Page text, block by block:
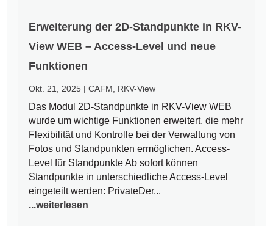
Erweiterung der 2D-Standpunkte in RKV-
View WEB – Access-Level und neue
Funktionen
Okt. 21, 2025 |CAFM RKV-View
Das Modul 2D-Standpunkte in RKV-View WEB
wurde um wichtige Funktionen erweitert, die mehr
Flexibilität und Kontrolle bei der Verwaltung von
Fotos und Standpunkten ermöglichen. Access-
Level für Standpunkte Ab sofort können
Standpunkte in unterschiedliche Access-Level
eingeteilt werden: PrivateDer...
...weiterlesen